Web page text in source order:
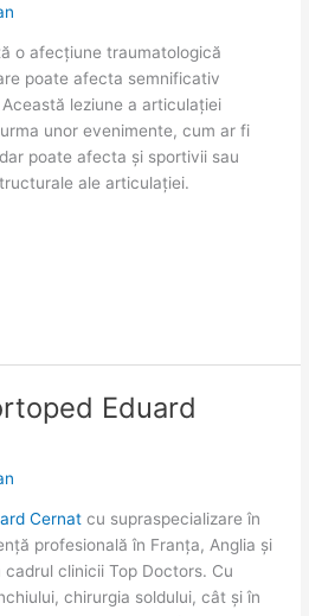
o afecțiune traumatologică
poate afecta semnificativ
leziune a articulației
unor evenimente, cum ar fi
poate afecta și sportivii sau
ale articulației.
Eduard
Cernat cu supraspecializare în
profesională în Franța, Anglia și
clinicii Top Doctors. Cu
chirurgia soldului, cât și în